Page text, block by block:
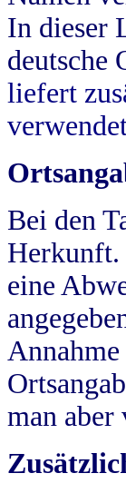
In dieser
deutsche
liefert
Bei den
Herkunft.
eine
man aber